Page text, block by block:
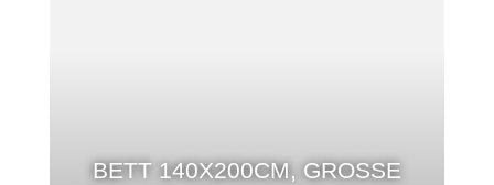
BETT 140X200CM, GROSSE M